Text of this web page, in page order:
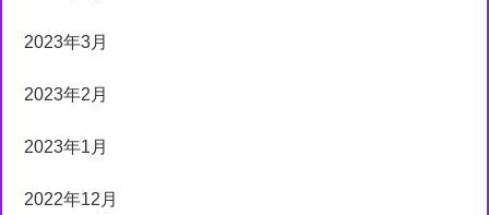
2023年3月
2023年2月
2023年1月
2022年12月